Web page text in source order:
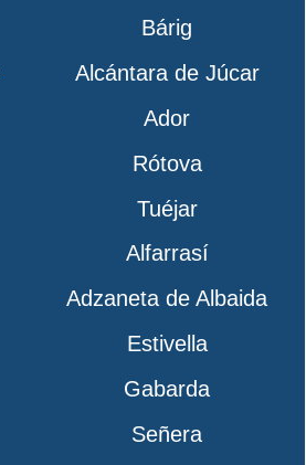
Bárig
Alcántara de Júcar
Ador
Rótova
Tuéjar
Alfarrasí
Adzaneta de Albaida
Estivella
Gabarda
Señera